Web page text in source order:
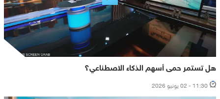
هل تستمر حمى أسهم الذكاء الاصطناعي؟
11:30 - 02 يونيو 2026